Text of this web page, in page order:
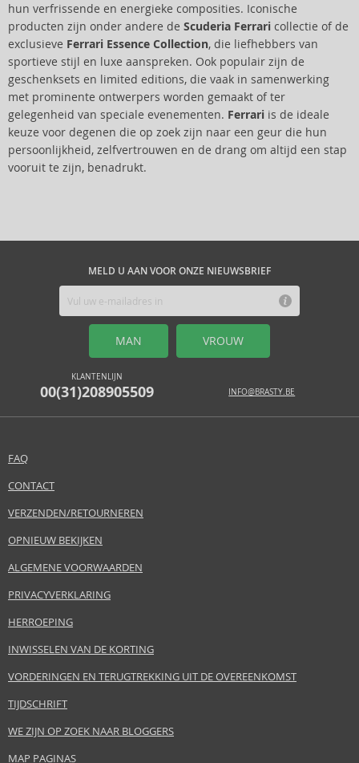
hun verfrissende en energieke composities. Iconische
producten zijn onder andere de Scuderia Ferrari collectie of de
exclusieve Ferrari Essence Collection, die liefhebbers van
sportieve stijl en luxe aanspreken. Ook populair zijn de
geschenksets en limited editions, die vaak in samenwerking
met prominente ontwerpers worden gemaakt of ter
gelegenheid van speciale evenementen. Ferrari is de ideale
keuze voor degenen die op zoek zijn naar een geur die hun
persoonlijkheid, zelfvertrouwen en de drang om altijd een stap
vooruit te zijn, benadrukt.
MELD U AAN VOOR ONZE NIEUWSBRIEF
MAN VROUW
KLANTENLIJN
00(31)208905509 INFO@BRASTY.BE
FAQ
CONTACT
VERZENDEN/RETOURNEREN
OPNIEUW BEKIJKEN
ALGEMENE VOORWAARDEN
PRIVACYVERKLARING
HERROEPING
INWISSELEN VAN DE KORTING
VORDERINGEN EN TERUGTREKKING UIT DE OVEREENKOMST
TIJDSCHRIFT
WE ZIJN OP ZOEK NAAR BLOGGERS
MAP PAGINAS